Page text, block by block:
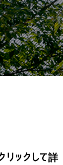
リックして詳